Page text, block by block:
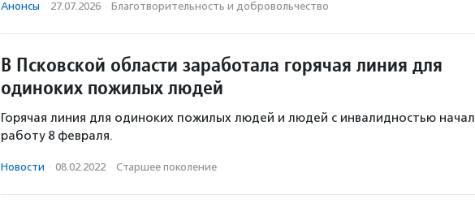
Анонсы · 27.07.2026 · Благотвори­тель­ность и доброволь­чест­во
В Псковской области заработала горячая линия для
одиноких пожилых людей
Горячая линия для одиноких пожилых людей и людей с инвалидностью
работу 8 февраля.
Новости · 08.02.2022 · Старшее поколение